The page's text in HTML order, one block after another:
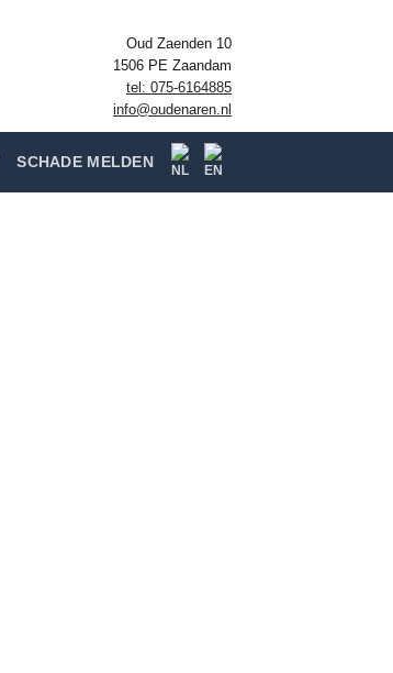
Oud Zaenden 10
1506 PE Zaandam
tel: 075-6164885
info@oudenaren.nl
SCHADE MELDEN